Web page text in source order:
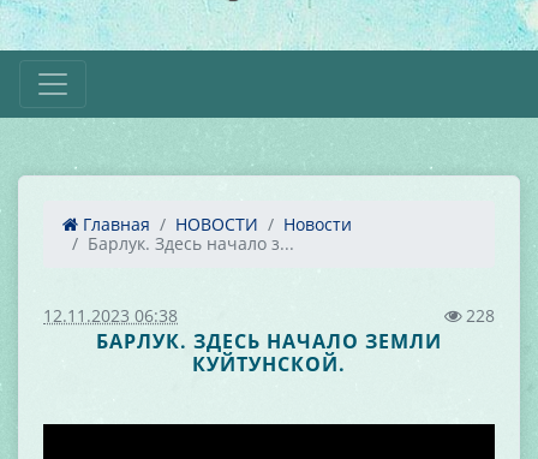
Главная НОВОСТИ
Новости
Барлук. Здесь начало з...
12.11.2023 06:38 228
БАРЛУК. ЗДЕСЬ НАЧАЛО ЗЕМЛИ
КУЙТУНСКОЙ.